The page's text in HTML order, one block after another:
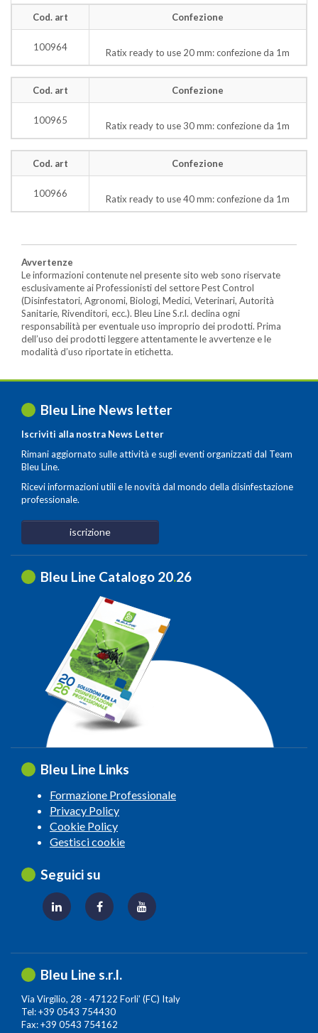
Cod. art Confezione
100964 Ratix ready to use 20 mm: confezione da 1m
Cod. art Confezione
100965 Ratix ready to use 30 mm: confezione da 1m
Cod. art Confezione
100966 Ratix ready to use 40 mm: confezione da 1m
Avvertenze
Le informazioni contenute nel presente sito web sono riservate
esclusivamente ai Professionisti del settore Pest Control
(Disinfestatori, Agronomi, Biologi, Medici, Veterinari, Autorità
Sanitarie, Rivenditori, ecc.). Bleu Line S.r.l. declina ogni
responsabilità per eventuale uso improprio dei prodotti. Prima
dell’uso dei prodotti leggere attentamente le avvertenze e le
modalità d’uso riportate in etichetta.
Bleu Line News letter
Iscriviti alla nostra News Letter
Rimani aggiornato sulle attività e sugli eventi organizzati dal Team
Bleu Line.
Ricevi informazioni utili e le novità dal mondo della disinfestazione
professionale.
iscrizione
Bleu Line Catalogo 20.26
Bleu Line Links
Formazione Professionale
Privacy Policy
Cookie Policy
Gestisci cookie
Seguici su
Bleu Line s.r.l.
Via Virgilio, 28 - 47122 Forli’ (FC) Italy
Tel: +39 0543 754430
Fax: +39 0543 754162